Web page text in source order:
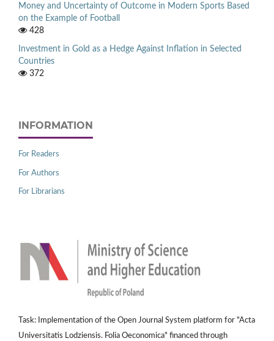
Money and Uncertainty of Outcome in Modern Sports Based
on the Example of Football
428
Investment in Gold as a Hedge Against Inflation in Selected
Countries
372
INFORMATION
For Readers
For Authors
For Librarians
Task: Implementation of the Open Journal System platform for "Acta
Universitatis Lodziensis. Folia Oeconomica" financed through